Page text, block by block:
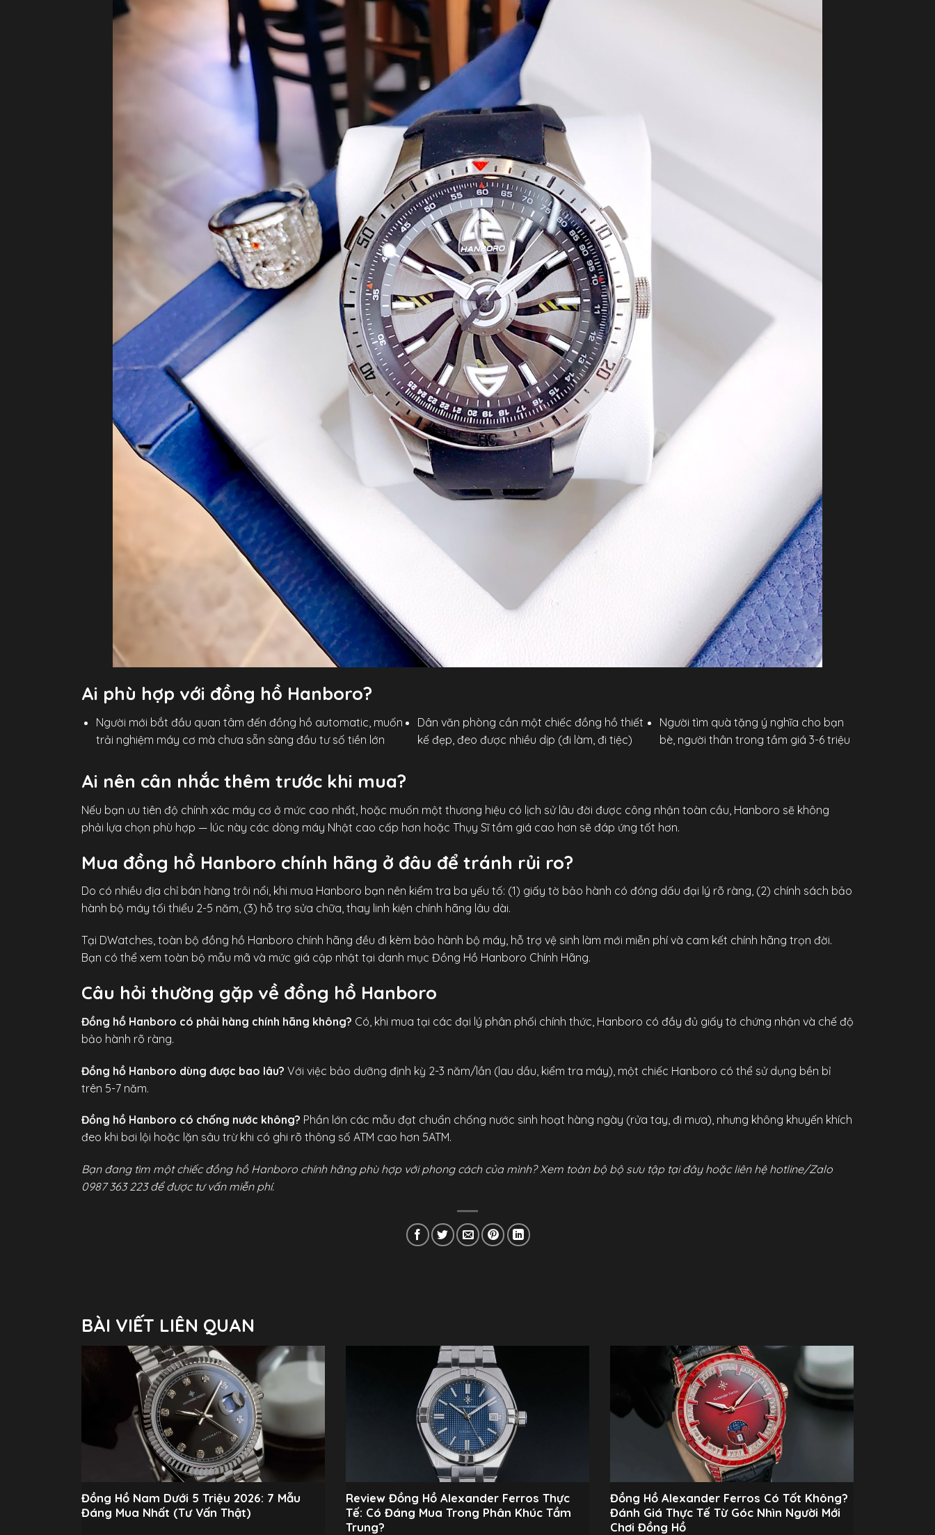
Ai phù hợp với đồng hồ Hanboro?
Người mới bắt đầu quan tâm đến đồng hồ automatic, muốn
trải nghiệm máy cơ mà chưa sẵn sàng đầu tư số tiền lớn
Dân văn phòng cần một chiếc đồng hồ thiết
kế đẹp, đeo được nhiều dịp (đi làm, đi tiệc)
Người tìm quà tặng ý nghĩa cho bạn
bè, người thân trong tầm giá 3-6 triệu
Ai nên cân nhắc thêm trước khi mua?
Nếu bạn ưu tiên độ chính xác máy cơ ở mức cao nhất, hoặc muốn một thương hiệu có lịch sử lâu đời được công nhận toàn cầu, Hanboro sẽ không
phải lựa chọn phù hợp — lúc này các dòng máy Nhật cao cấp hơn hoặc Thụy Sĩ tầm giá cao hơn sẽ đáp ứng tốt hơn.
Mua đồng hồ Hanboro chính hãng ở đâu để tránh rủi ro?
Do có nhiều địa chỉ bán hàng trôi nổi, khi mua Hanboro bạn nên kiểm tra ba yếu tố: (1) giấy tờ bảo hành có đóng dấu đại lý rõ ràng, (2) chính sách bảo
hành bộ máy tối thiểu 2-5 năm, (3) hỗ trợ sửa chữa, thay linh kiện chính hãng lâu dài.
Tại DWatches, toàn bộ đồng hồ Hanboro chính hãng đều đi kèm bảo hành bộ máy, hỗ trợ vệ sinh làm mới miễn phí và cam kết chính hãng trọn đời.
Bạn có thể xem toàn bộ mẫu mã và mức giá cập nhật tại danh mục Đồng Hồ Hanboro Chính Hãng.
Câu hỏi thường gặp về đồng hồ Hanboro
Đồng hồ Hanboro có phải hàng chính hãng không? Có, khi mua tại các đại lý phân phối chính thức, Hanboro có đầy đủ giấy tờ chứng nhận và chế độ
bảo hành rõ ràng.
Đồng hồ Hanboro dùng được bao lâu? Với việc bảo dưỡng định kỳ 2-3 năm/lần (lau dầu, kiểm tra máy), một chiếc Hanboro có thể sử dụng bền bỉ
trên 5-7 năm.
Đồng hồ Hanboro có chống nước không? Phần lớn các mẫu đạt chuẩn chống nước sinh hoạt hàng ngày (rửa tay, đi mưa), nhưng không khuyến khích
đeo khi bơi lội hoặc lặn sâu trừ khi có ghi rõ thông số ATM cao hơn 5ATM.
Bạn đang tìm một chiếc đồng hồ Hanboro chính hãng phù hợp với phong cách của mình?Xem toàn bộ bộ sưu tập tại đâyhoặc liên hệ hotline/Zalo
0987 363 223 để được tư vấn miễn phí.
BÀI VIẾT LIÊN QUAN
Đồng Hồ Nam Dưới 5 Triệu 2026: 7 Mẫu
Đáng Mua Nhất (Tư Vấn Thật)
Review Đồng Hồ Alexander Ferros Thực
Tế: Có Đáng Mua Trong Phân Khúc Tầm
Trung?
Đồng Hồ Alexander Ferros Có Tốt Không?
Đánh Giá Thực Tế Từ Góc Nhìn Người Mới
Chơi Đồng Hồ